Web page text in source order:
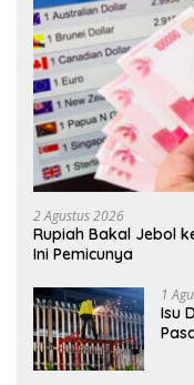
2 Agustus 2026
Rupiah Bakal Jebol
Ini Pemicunya
1
Isu